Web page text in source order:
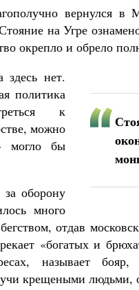
вернулся в
на Угре
окрепло и обрело
здесь нет.
политика
к
можно
могло бы
оборону
много
отдав
«богатых и
называет
крещеными людьми,